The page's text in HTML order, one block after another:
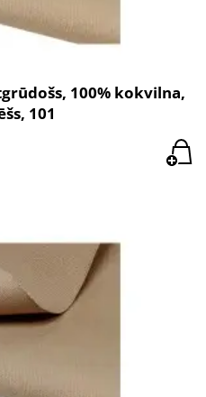
100% kokvilna,
101